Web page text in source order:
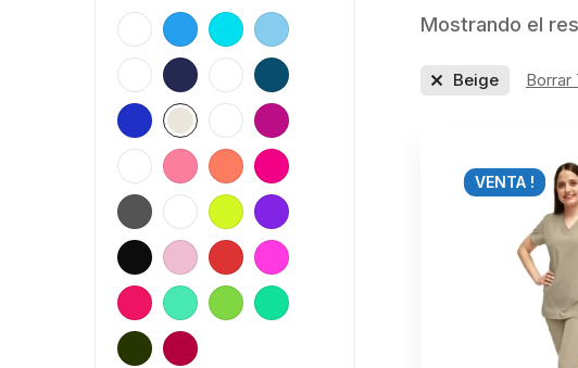
Mostrando el
Beige Borrar
VENTA !